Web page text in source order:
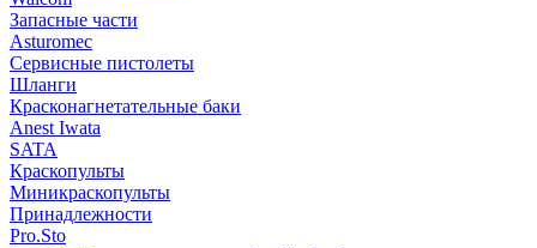
Запасные части
Asturomec
Сервисные пистолеты
Шланги
Красконагнетательные баки
Anest Iwata
SATA
Краскопульты
Миникраскопульты
Принадлежности
Pro.Sto